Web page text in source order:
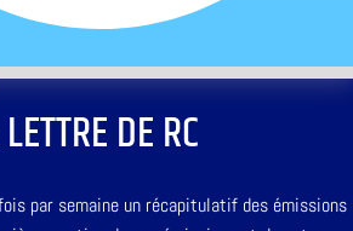
DE RC
par semaine un récapitulatif des émissions